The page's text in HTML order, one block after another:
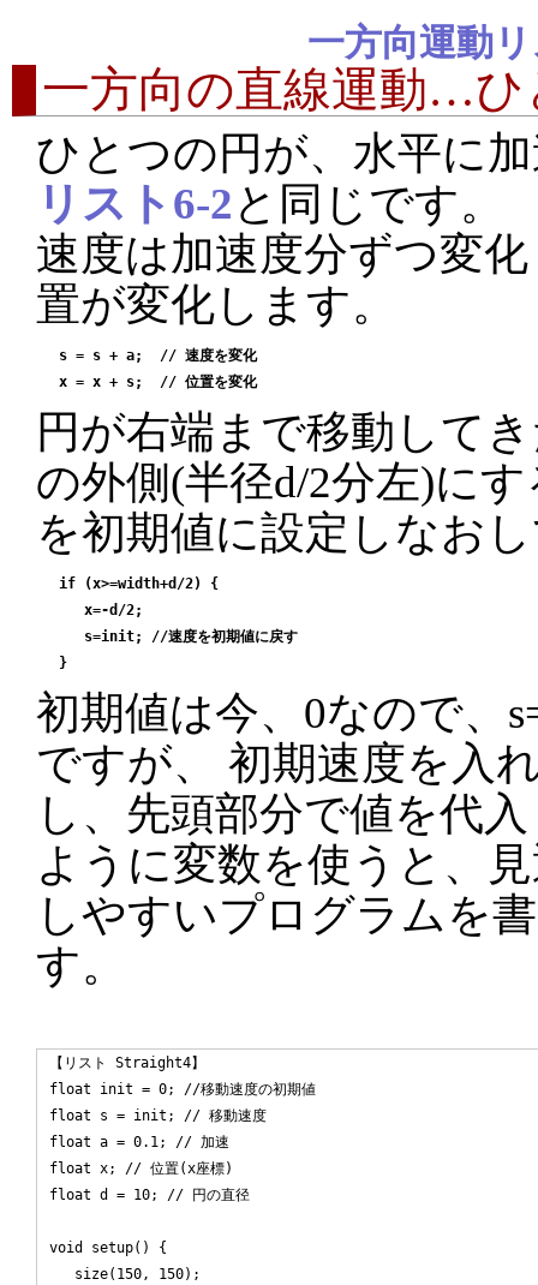
一方向運動
一方向の直線運動…ひ
ひとつの円が、水平に
リスト6-2と同じです。
速度は加速度分ずつ変
置が変化します。
s = s + a;  // 速度を変化
x = x + s;  // 位置を変化
円が右端まで移動して
の外側(半径d/2分左)に
を初期値に設定しなお
if (x>=width+d/2) {
    x=-d/2;
    s=init; //速度を初期値に戻す
初期値は今、0なので、
ですが、 初期速度を入
し、先頭部分で値を代
ように変数を使うと、
しやすいプログラムを
す。
【リスト Straight4】
float init = 0; //移動速度の初期値
float s = init; // 移動速度
float a = 0.1; // 加速
float x; // 位置(x座標)
float d = 10; // 円の直径
void setup() {
   size(150, 150);